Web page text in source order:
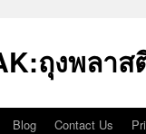
ถุงพลา
Blog Contact Us